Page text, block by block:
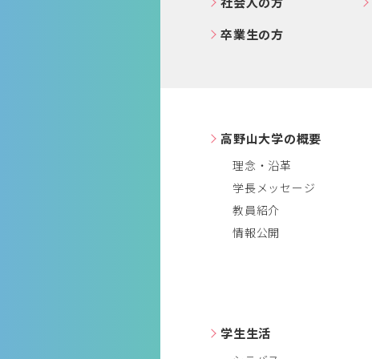
卒業生の方
高野山大学の概要
理念・沿革
学長メッセージ
教員紹介
情報公開
学生生活